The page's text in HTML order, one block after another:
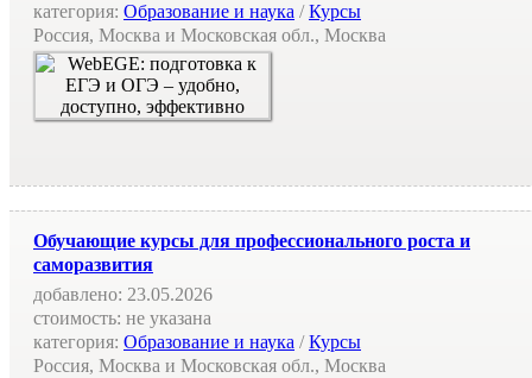
категория: Образование и наука /Курсы
Россия, Москва и Московская обл., Москва
Обучающие курсы для профессионального роста и
саморазвития
добавлено: 23.05.2026
стоимость: не указана
категория: Образование и наука /Курсы
Россия, Москва и Московская обл., Москва